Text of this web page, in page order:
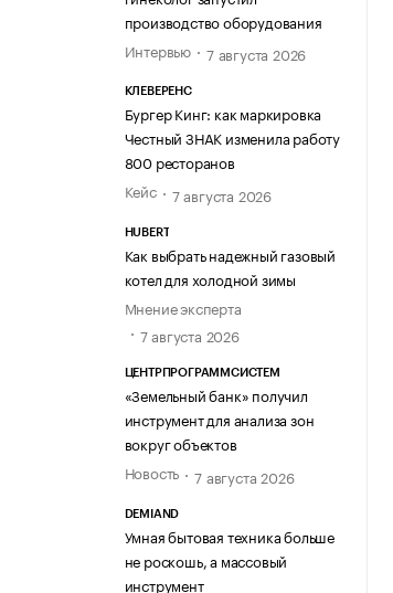
производство оборудования
Интервью
7 августа 2026
КЛЕВЕРЕНС
Бургер Кинг: как маркировка
Честный ЗНАК изменила работу
800 ресторанов
Кейс
7 августа 2026
HUBERT
Как выбрать надежный газовый
котел для холодной зимы
Мнение эксперта
7 августа 2026
ЦЕНТРПРОГРАММСИСТЕМ
«Земельный банк» получил
инструмент для анализа зон
вокруг объектов
Новость
7 августа 2026
DEMIAND
Умная бытовая техника больше
не роскошь, а массовый
инструмент